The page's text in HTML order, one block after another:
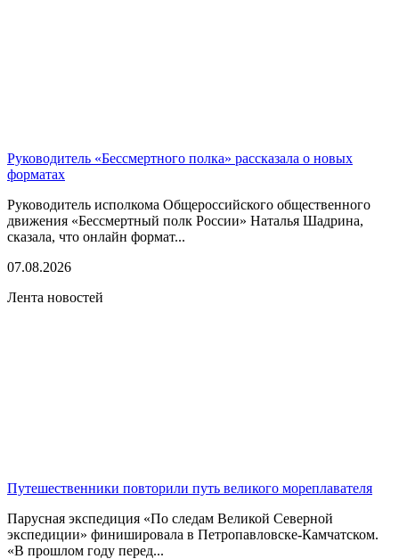
Руководитель «Бессмертного полка» рассказала о новых
форматах
Руководитель исполкома Общероссийского общественного
движения «Бессмертный полк России» Наталья Шадрина,
сказала, что онлайн формат...
07.08.2026
Лента новостей
Путешественники повторили путь великого мореплавателя
Парусная экспедиция «По следам Великой Северной
экспедиции» финишировала в Петропавловске-Камчатском.
«В прошлом году перед...